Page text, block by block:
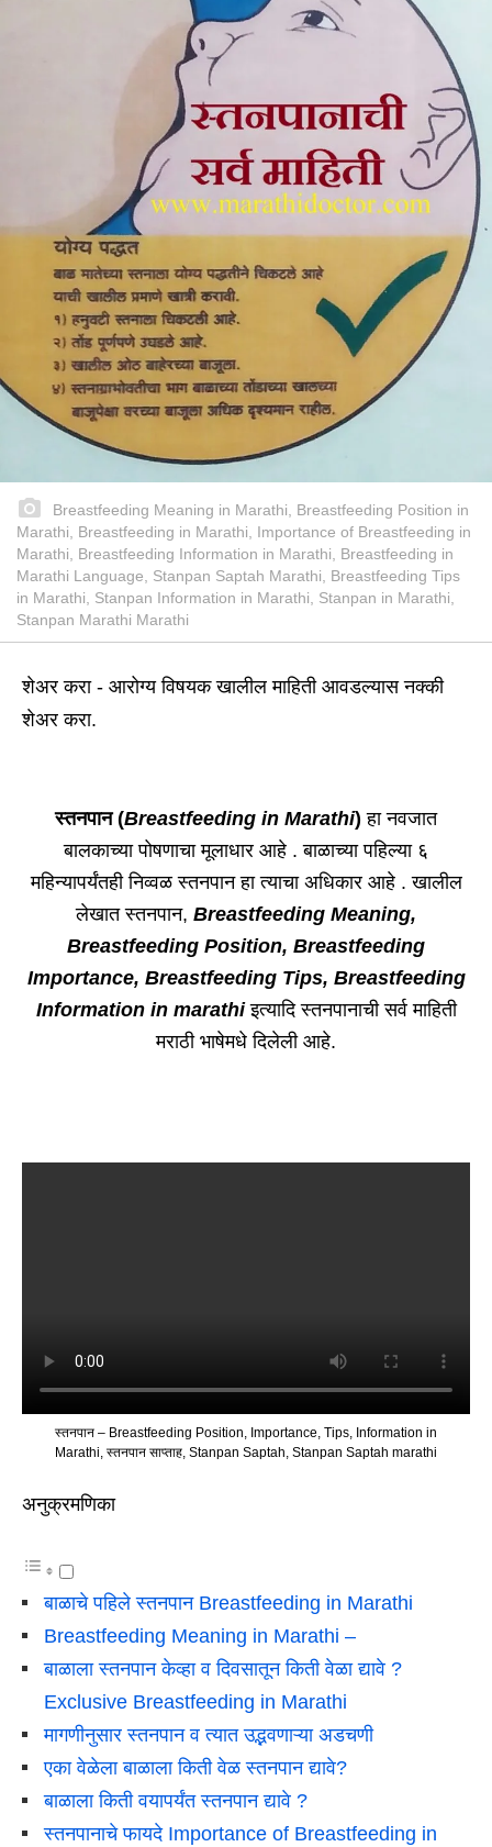
Breastfeeding Meaning in Marathi, Breastfeeding Position in
Marathi, Breastfeeding in Marathi, Importance of Breastfeeding in
Marathi, Breastfeeding Information in Marathi, Breastfeeding in
Marathi Language, Stanpan Saptah Marathi, Breastfeeding Tips
in Marathi, Stanpan Information in Marathi, Stanpan in Marathi,
Stanpan Marathi Marathi
शेअर करा - आरोग्य विषयक खालील माहिती आवडल्यास नक्की
शेअर करा.
स्तनपान (Breastfeeding in Marathi) हा नवजात
बालकाच्या पोषणाचा मूलाधार आहे . बाळाच्या पहिल्या ६
महिन्यापर्यंतही निव्वळ स्तनपान हा त्याचा अधिकार आहे . खालील
लेखात स्तनपान, Breastfeeding Meaning,
Breastfeeding Position, Breastfeeding
Importance, Breastfeeding Tips, Breastfeeding
Information in marathiइत्यादि स्तनपानाची सर्व माहिती
मराठी भाषेमधे दिलेली आहे.
स्तनपान – Breastfeeding Position, Importance, Tips, Information in
Marathi, स्तनपान साप्ताह, Stanpan Saptah, Stanpan Saptah marathi
अनुक्रमणिका
बाळाचे पहिले स्तनपान Breastfeeding in Marathi
Breastfeeding Meaning in Marathi –
बाळाला स्तनपान केव्हा व दिवसातून किती वेळा द्यावे ?
Exclusive Breastfeeding in Marathi
मागणीनुसार स्तनपान व त्यात उद्भवणाऱ्या अडचणी
एका वेळेला बाळाला किती वेळ स्तनपान द्यावे?
बाळाला किती वयापर्यंत स्तनपान द्यावे ?
स्तनपानाचे फायदे Importance of Breastfeeding in